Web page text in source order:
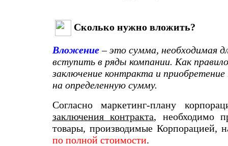
Сколько нужно вложить?
Вложение– это сумма, необходимая
вступить в ряды компании. Как
заключение контракта и приобретение
на определенную сумму.
Согласно маркетинг-плану
заключения контракта, необходимо
товары, производимые Корпорацией,
по полной стоимости.